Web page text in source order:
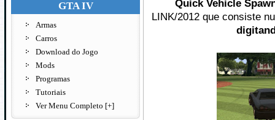
GTA IV
Armas
Carros
Download do Jogo
Mods
Programas
Tutoriais
Ver Menu Completo [+]
Quick Vehicle
LINK/2012 que consiste